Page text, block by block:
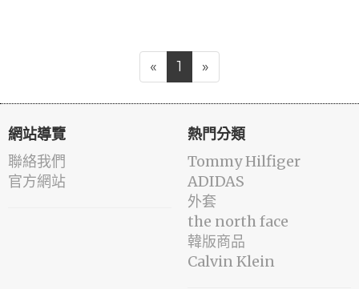
« 1 »
網站導覽
聯絡我們
官方網站
熱門分類
Tommy Hilfiger
ADIDAS
外套
the north face
韓版商品
Calvin Klein